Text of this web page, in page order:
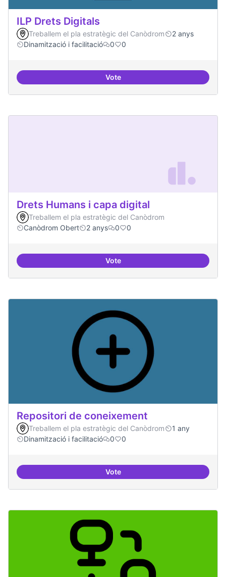
ILP Drets Digitals
Treballem el pla estratègic del Canòdrom
2 anys
Dinamització i facilitació
0 0
VoteILP Drets Digitals
Drets Humans i capa digital
Treballem el pla estratègic del Canòdrom
Canòdrom Obert
2 anys 0 0
VoteDrets Humans i capa digital
Repositori de coneixement
Treballem el pla estratègic del Canòdrom
1 any
Dinamització i facilitació
0 0
VoteRepositori de coneixement